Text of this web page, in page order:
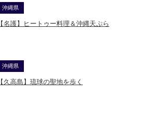
沖縄県
【名護】ヒートゥー料理＆沖縄天ぷら
沖縄県
【久高島】琉球の聖地を歩く